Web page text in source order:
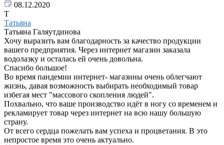
08.12.2020
Т
Татьяна
Татьяна Галяутдинова
Хочу выразить вам благодарность за качество продукции
вашего предприятия. Через интернет магазин заказала
водолазку и осталась ей очень довольна.
Спасибо большое!
Во время пандемии интернет- магазины очень облегчают
жизнь, давая возможность выбирать необходимый товар
избегая мест "массового скопления людей".
Похвально, что ваше производство идёт в ногу со временем и
рекламирует товар через интернет на всю нашу большую
страну.
От всего сердца пожелать вам успеха и процветания. В это
непростое время это очень актуально.